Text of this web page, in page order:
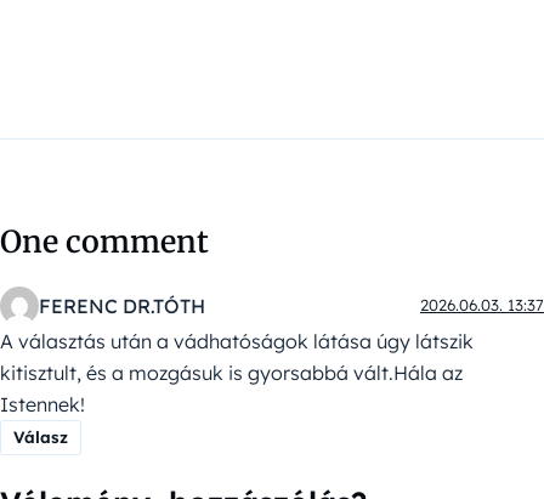
One comment
FERENC DR.TÓTH 2026.06.03. 13:37
A választás után a vádhatóságok látása úgy látszik
kitisztult, és a mozgásuk is gyorsabbá vált.Hála az
Istennek!
Válasz